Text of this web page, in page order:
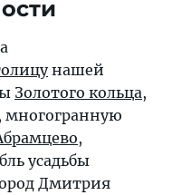
нашей
Золотого кольца,
многогранную
,
усадьбы
Дмитрия